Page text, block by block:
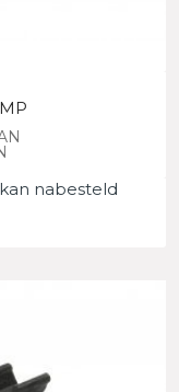
nabesteld